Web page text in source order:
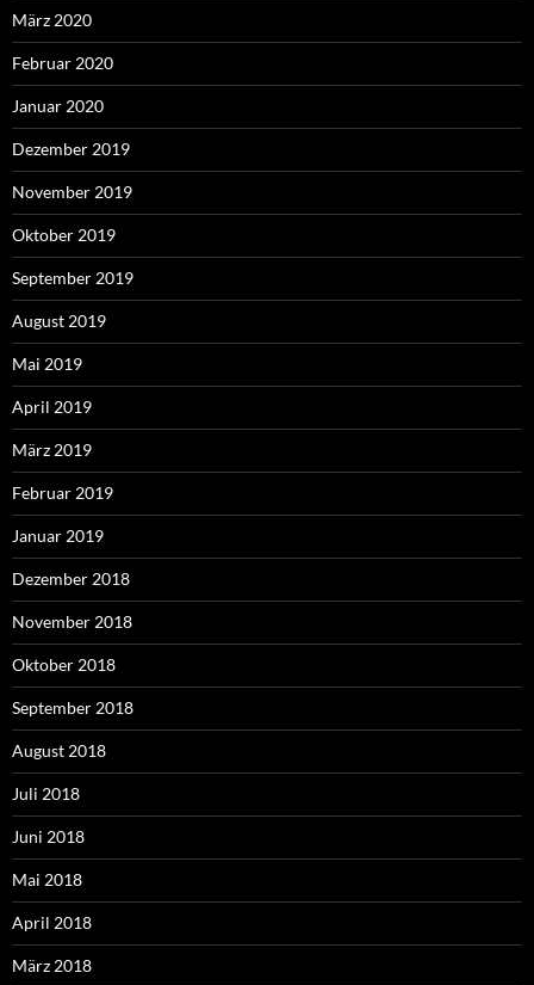
März 2020
Februar 2020
Januar 2020
Dezember 2019
November 2019
Oktober 2019
September 2019
August 2019
Mai 2019
April 2019
März 2019
Februar 2019
Januar 2019
Dezember 2018
November 2018
Oktober 2018
September 2018
August 2018
Juli 2018
Juni 2018
Mai 2018
April 2018
März 2018